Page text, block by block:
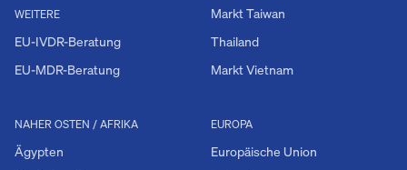
WEITERE
EU-IVDR-Beratung
EU-MDR-Beratung
EUROPA
Europäische Union
NAHER OSTEN / AFRIKA
Ägypten
Markt Taiwan
Thailand
Markt Vietnam